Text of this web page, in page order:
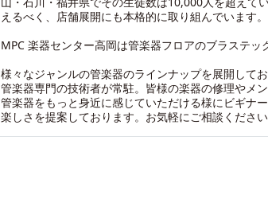
えるべく、店舗展開にも本格的に取り組んでいます。
MPC 楽器センター高岡は管楽器フロアのブラステッ
様々なジャンルの管楽器のラインナップを展開してお
管楽器専門の技術者が常駐。皆様の楽器の修理やメン
管楽器をもっと身近に感じていただける様にビギナ
楽しさを提案しております。お気軽にご相談ください